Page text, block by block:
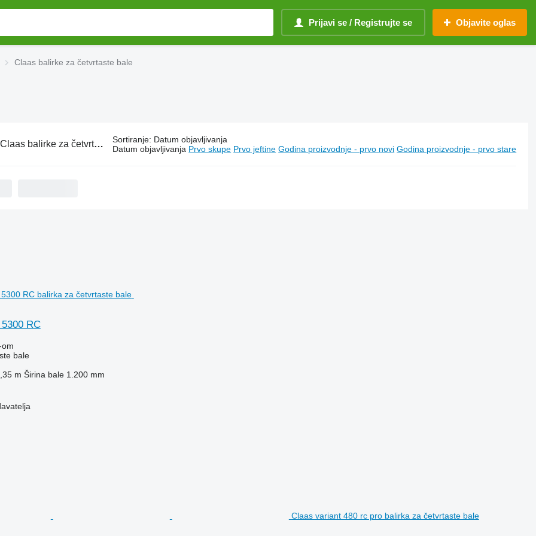
Prijavi se / Registrujte se Objavite oglas
Claas balirke za četvrtaste bale
Claas balirke za četvrtaste bale Sortiranje: Datum objavljivanja
Datum objavljivanja Prvo skupe Prvo jeftine Godina proizvodnje - prvo novi Godina proizvodnje - prvo stare
RC
om
bale
m Širina bale 1.200 mm
Claas variant 480 rc pro balirka za četvrtaste bale